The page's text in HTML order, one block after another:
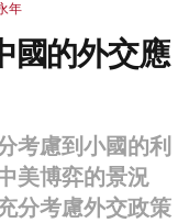
年
國的外交應
考慮到小國的利
美博弈的景況
分考慮外交政策